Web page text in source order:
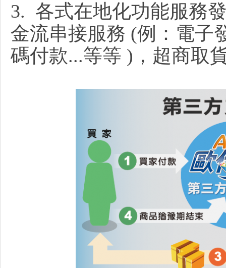
3. 各式在地化功能服務
金流串接服務 (例：電子
碼付款...等等 )，超商取